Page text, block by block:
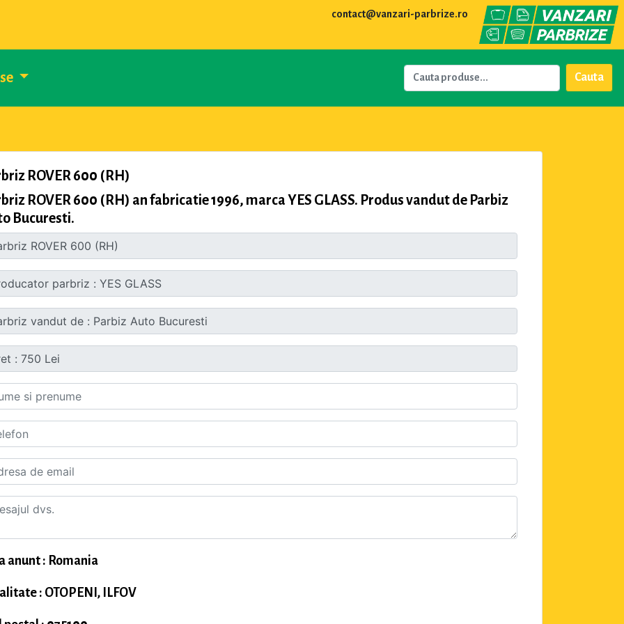
contact@vanzari-parbrize.ro
Cauta
ROVER 600 (RH)
ROVER 600 (RH) an fabricatie 1996, marca YES GLASS. Produs vandut de Parbiz
Bucuresti.
anunt : Romania
: OTOPENI, ILFOV